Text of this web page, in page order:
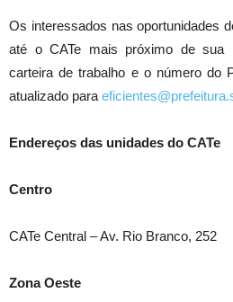
Os interessados nas oportunidades
até o CATe mais próximo de sua
carteira de trabalho e o número do
atualizado para
Endereços das unidades do CATe
Centro
CATe Central – Av. Rio Branco, 252
Zona Oeste